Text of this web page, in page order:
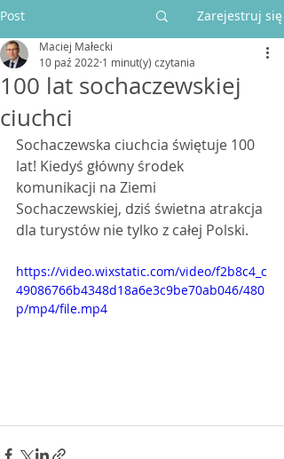
Post Zarejestruj się
100 lat sochaczewskiej
ciuchci
Maciej Małecki
10 paź 2022 1 minut(y) czytania
Sochaczewska ciuchcia świętuje 100
lat! Kiedyś główny środek
komunikacji na Ziemi
Sochaczewskiej, dziś świetna atrakcja
dla turystów nie tylko z całej Polski.
https://video.wixstatic.com/video/f2b8c4_c
49086766b4348d18a6e3c9be70ab046/480
p/mp4/file.mp4